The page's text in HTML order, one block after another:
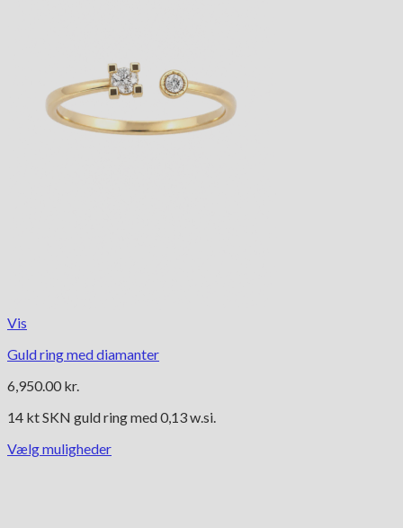
Vis
Guld ring med diamanter
6,950.00 kr.
14 kt SKN guld ring med 0,13 w.si.
Vælg muligheder